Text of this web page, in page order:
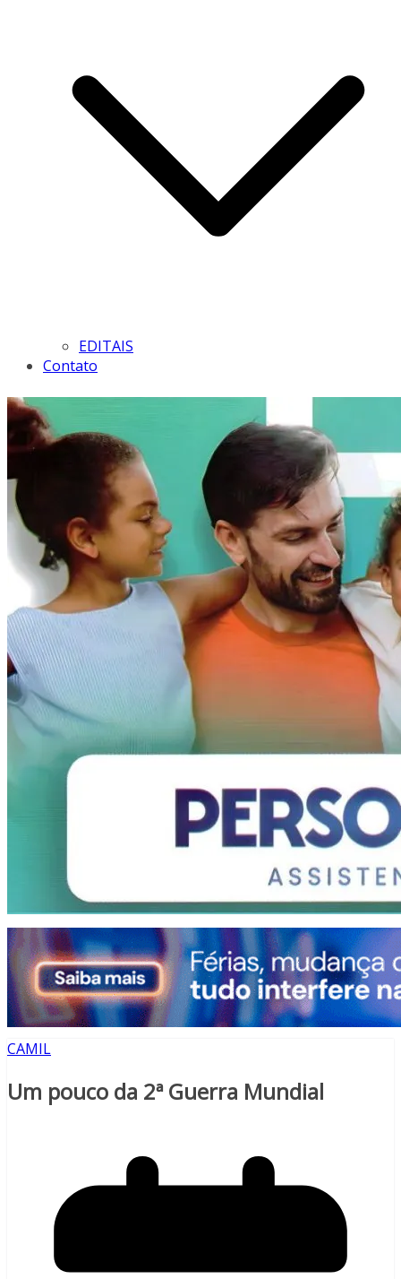
EDITAIS
Contato
CAMIL
Um pouco da 2ª Guerra Mundial